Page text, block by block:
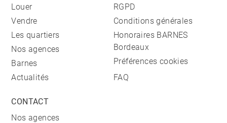
Louer
Vendre
Les quartiers
Nos agences
Barnes
Actualités
RGPD
Conditions générales
Honoraires BARNES
Bordeaux
Préférences cookies
FAQ
CONTACT
Nos agences